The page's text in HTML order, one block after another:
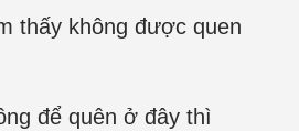
thấy không được quen
để quên ở đây thì